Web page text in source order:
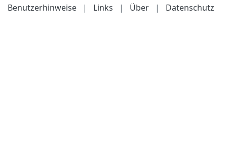
Benutzerhinweise
| Links | Über | Datenschutz